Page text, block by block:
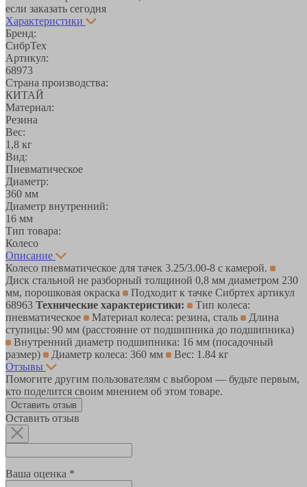
если заказать сегодня
Характеристики
Бренд:
СибрТех
Артикул:
68973
Страна производства:
КИТАЙ
Материал:
Резина
Вес:
1,8 кг
Вид:
Пневматическое
Диаметр:
360 мм
Диаметр внутренний:
16 мм
Тип товара:
Колесо
Описание
Колесо пневматическое для тачек 3.25/3.00-8 с камерой.
Диск стальной не разборный толщиной 0,8 мм диаметром 230
мм, порошковая окраска
Подходит к тачке Сибртех артикул
68963 Технические характеристики:
Тип колеса:
пневматическое
Материал колеса: резина, сталь
Длина
ступицы: 90 мм (расстояние от подшипника до подшипника)
Внутренний диаметр подшипника: 16 мм (посадочный
размер)
Диаметр колеса: 360 мм
Вес: 1.84 кг
Отзывы
Помогите другим пользователям с выбором — будьте первым,
кто поделится своим мнением об этом товаре.
Оставить отзыв
Оставить отзыв
Ваша оценка *